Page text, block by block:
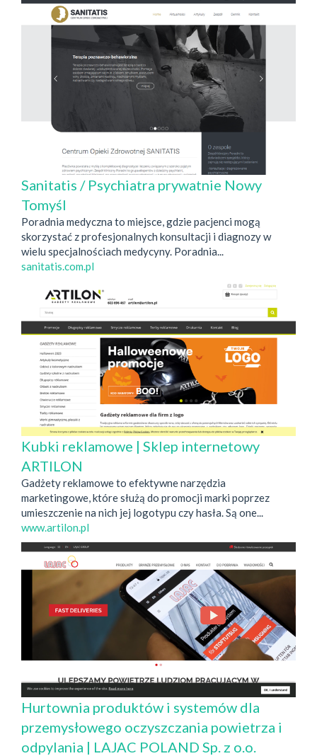
Sanitatis / Psychiatra prywatnie Nowy
Tomyśl
Poradnia medyczna to miejsce, gdzie pacjenci mogą
skorzystać z profesjonalnych konsultacji i diagnozy w
wielu specjalnościach medycyny. Poradnia...
sanitatis.com.pl
Kubki reklamowe | Sklep internetowy
ARTILON
Gadżety reklamowe to efektywne narzędzia
marketingowe, które służą do promocji marki poprzez
umieszczenie na nich jej logotypu czy hasła. Są one...
www.artilon.pl
Hurtownia produktów i systemów dla
przemysłowego oczyszczania powietrza i
odpylania | LAJAC POLAND Sp. z o.o.